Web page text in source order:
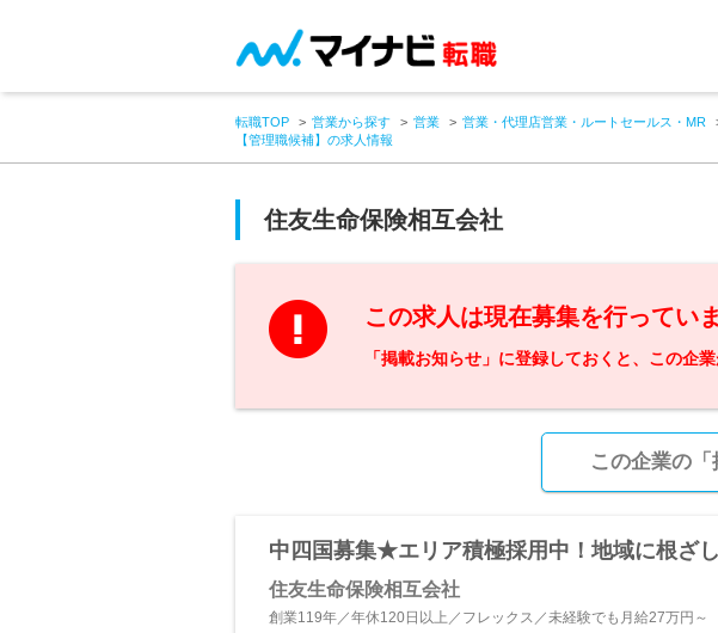
転職TOP 営業から探す 営業 営業・代理店営業・ルートセールス・MR
【管理職候補】の求人情報
住友生命保険相互会社
この求人は現在募集を行ってい
「掲載お知らせ」に登録しておくと、この企
この企業の
中四国募集★エリア積極採用中！地域に根ざし
住友生命保険相互会社
創業119年／年休120日以上／フレックス／未経験でも月給27万円～